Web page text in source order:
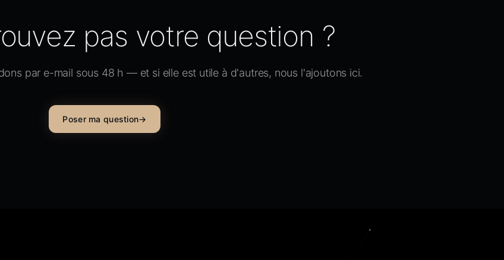
pas votre question ?
par e-mail sous 48 h — et si elle est utile à d'autres, nous l'ajoutons ici.
Poser ma question→